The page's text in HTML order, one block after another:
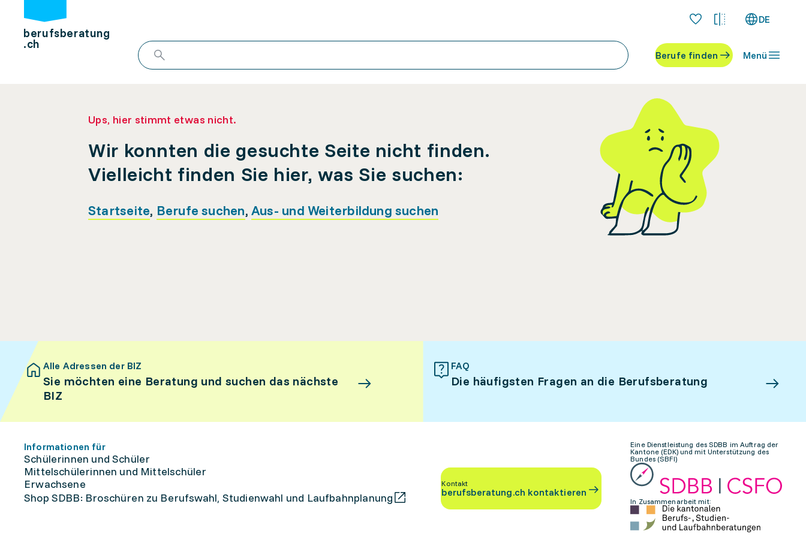
berufsberatung
.ch
DE
Berufe finden Menü
Ups, hier stimmt etwas nicht.
Wir konnten die gesuchte Seite nicht finden.
Vielleicht finden Sie hier, was Sie suchen:
Startseite, Berufe suchen, Aus- und Weiterbildung suchen
Alle Adressen der BIZ
Sie möchten eine Beratung und suchen das nächste
BIZ
FAQ
Die häufigsten Fragen an die Berufsberatung
Informationen für
Schülerinnen und Schüler
Mittelschülerinnen und Mittelschüler
Erwachsene
Shop SDBB: Broschüren zu Berufswahl, Studienwahl und Laufbahnplanung
Kontakt
berufsberatung.ch kontaktieren
Eine Dienstleistung des SDBB im Auftrag der
Kantone (EDK) und mit Unterstützung des
Bundes (SBFI)
In Zusammenarbeit mit: